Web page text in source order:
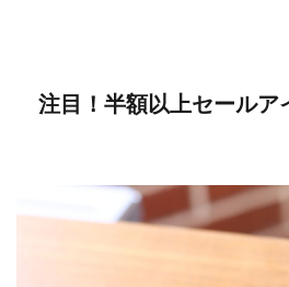
注目！半額以上セールア